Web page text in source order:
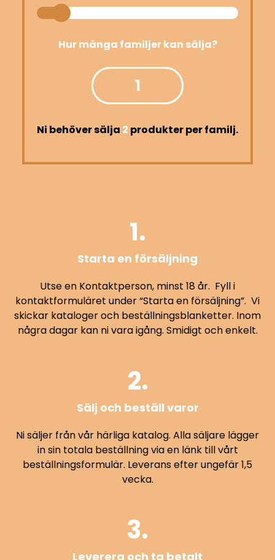
Hur många familjer kan sälja?
Ni behöver sälja 2 produkter per familj.
1.
Starta en försäljning
Utse en Kontaktperson, minst 18 år. Fyll i
kontaktformuläret under “Starta en försäljning”. Vi
skickar kataloger och beställningsblanketter. Inom
några dagar kan ni vara igång. Smidigt och enkelt.
2.
Sälj och beställ varor
Ni säljer från vår härliga katalog. Alla säljare lägger
in sin totala beställning via en länk till vårt
beställningsformulär. Leverans efter ungefär 1,5
vecka.
3.
Leverera och ta betalt